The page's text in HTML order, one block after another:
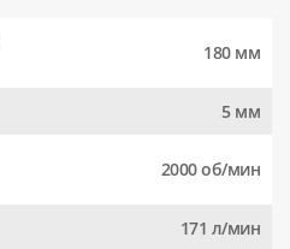
180 мм
5 мм
2000 об/мин
171 л/мин